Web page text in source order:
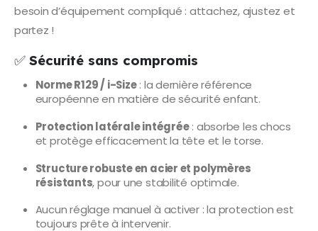
besoin d’équipement compliqué : attachez, ajustez et
partez !
✅ Sécurité sans compromis
Norme R129 / i-Size: la dernière référence
européenne en matière de sécurité enfant.
Protection latérale intégrée: absorbe les chocs
et protège efficacement la tête et le torse.
Structure robuste en acier et polymères
résistants, pour une stabilité optimale.
Aucun réglage manuel à activer : la protection est
toujours prête à intervenir.